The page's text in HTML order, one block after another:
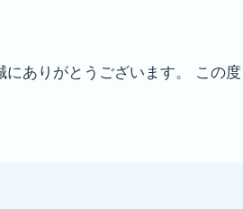
ありがとうございます。 この